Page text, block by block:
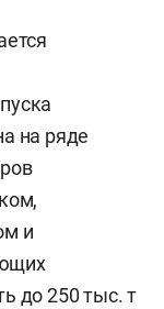
на ряде
и
до 250 тыс. т